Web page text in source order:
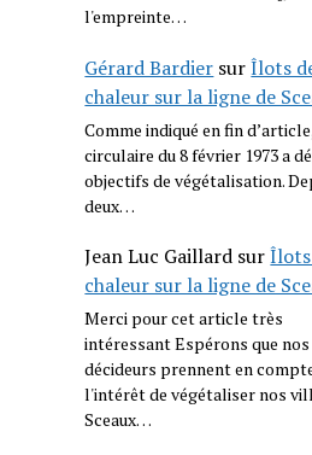
l'empreinte…
Gérard Bardier surÎlots
chaleur sur la ligne de
Comme indiqué en fin
circulaire du 8 février 1973 a
objectifs de végétalisation.
deux…
Jean Luc Gaillard sur
chaleur sur la ligne de
Merci pour cet article très
intéressant Espérons que nos
décideurs prennent en
l'intérêt de végétaliser nos
Sceaux…